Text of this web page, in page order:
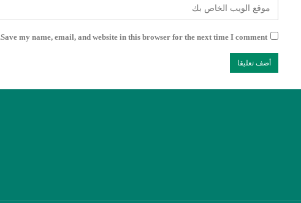
Save my name, email, and website in this browser for the next time I comment.